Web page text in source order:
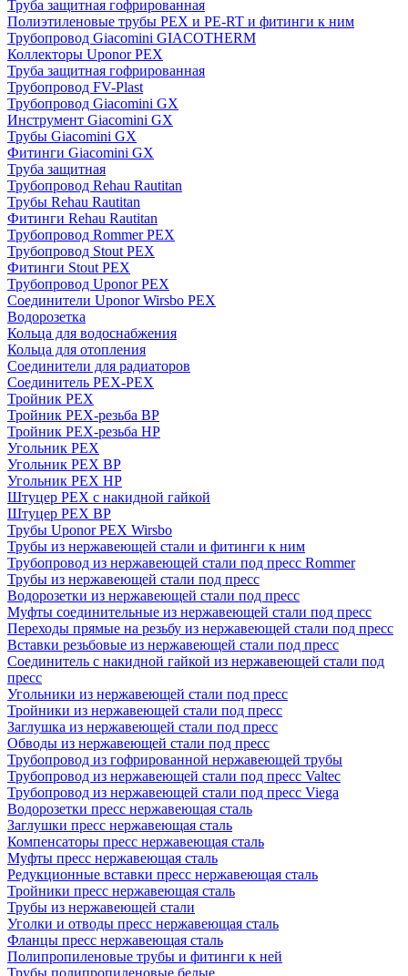
Труба защитная гофрированная
Полиэтиленовые трубы PEX и PE-RT и фитинги к ним
Трубопровод Giacomini GIACOTHERM
Коллекторы Uponor PEX
Труба защитная гофрированная
Трубопровод FV-Plast
Трубопровод Giacomini GX
Инструмент Giacomini GX
Трубы Giacomini GX
Фитинги Giacomini GX
Труба защитная
Трубопровод Rehau Rautitan
Трубы Rehau Rautitan
Фитинги Rehau Rautitan
Трубопровод Rommer PEX
Трубопровод Stout PEX
Фитинги Stout PEX
Трубопровод Uponor PEX
Соединители Uponor Wirsbo PEX
Водорозетка
Кольца для водоснабжения
Кольца для отопления
Соединители для радиаторов
Соединитель PEX-PEX
Тройник PEX
Тройник PEX-резьба ВР
Тройник PEX-резьба НР
Угольник PEX
Угольник PEX ВР
Угольник PEX НР
Штуцер PEX c накидной гайкой
Штуцер PEX ВР
Трубы Uponor PEX Wirsbo
Трубы из нержавеющей стали и фитинги к ним
Трубопровод из нержавеющей стали под пресс Rommer
Трубы из нержавеющей стали под пресс
Водорозетки из нержавеющей стали под пресс
Муфты соединительные из нержавеющей стали под пресс
Переходы прямые на резьбу из нержавеющей стали под пресс
Вставки резьбовые из нержавеющей стали под пресс
Соединитель с накидной гайкой из нержавеющей стали под
пресс
Угольники из нержавеющей стали под пресс
Тройники из нержавеющей стали под пресс
Заглушка из нержавеющей стали под пресс
Обводы из нержавеющей стали под пресс
Трубопровод из гофрированной нержавеющей трубы
Трубопровод из нержавеющей стали под пресс Valtec
Трубопровод из нержавеющей стали под пресс Viega
Водорозетки пресс нержавеющая сталь
Заглушки пресс нержавеющая сталь
Компенсаторы пресс нержавеющая сталь
Муфты пресс нержавеющая сталь
Редукционные вставки пресс нержавеющая сталь
Тройники пресс нержавеющая сталь
Трубы из нержавеющей стали
Уголки и отводы пресс нержавеющая сталь
Фланцы пресс нержавеющая сталь
Полипропиленовые трубы и фитинги к ней
Трубы полипропиленовые белые